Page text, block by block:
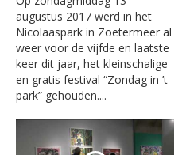
augustus 2017 werd in het
Nicolaaspark in Zoetermeer al
weer voor de vijfde en laatste
keer dit jaar, het kleinschalige
en gratis festival “Zondag in ’t
park” gehouden....